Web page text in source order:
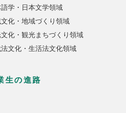
語学・日本文学領域
化・地域づくり領域
化・観光まちづくり領域
文化・生活法文化領域
生の進路